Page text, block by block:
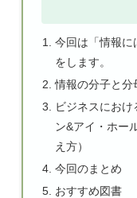
今回は「情報に
をします。
情報の分子と分
ビジネスにお
ン&アイ・ホー
え方）
今回のまとめ
おすすめ図書